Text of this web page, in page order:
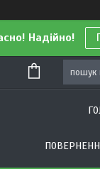
Надійно!